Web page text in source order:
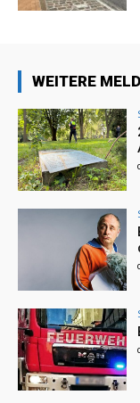
WEITERE